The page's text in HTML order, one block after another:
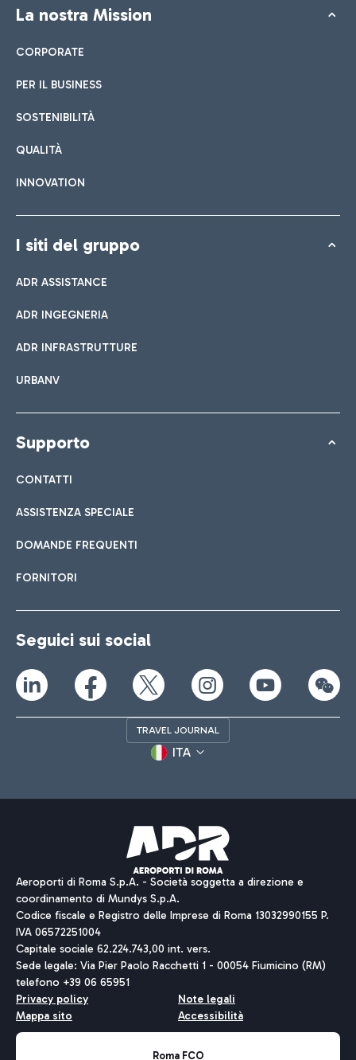
La nostra Mission
CORPORATE
PER IL BUSINESS
SOSTENIBILITÀ
QUALITÀ
INNOVATION
I siti del gruppo
ADR ASSISTANCE
ADR INGEGNERIA
ADR INFRASTRUTTURE
URBANV
Supporto
CONTATTI
ASSISTENZA SPECIALE
DOMANDE FREQUENTI
FORNITORI
Seguici sui social
TRAVEL JOURNAL
ITA
Aeroporti di Roma S.p.A. - Società soggetta a direzione e
coordinamento di Mundys S.p.A.
Codice fiscale e Registro delle Imprese di Roma 13032990155 P.
IVA 06572251004
Capitale sociale 62.224.743,00 int. vers.
Sede legale: Via Pier Paolo Racchetti 1 - 00054 Fiumicino (RM)
telefono +39 06 65951
Privacy policy
Note legali
Mappa sito
Accessibilità
Roma FCO